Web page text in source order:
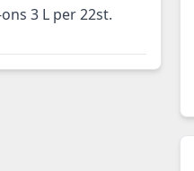
3 L per 22st.